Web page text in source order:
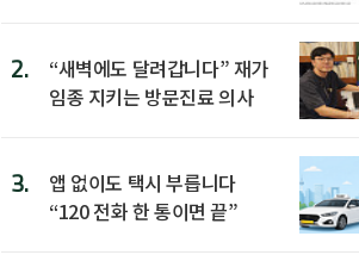
2.
“새벽에도 달려갑니다” 재가
임종 지키는 방문진료 의사
3.
앱 없이도 택시 부릅니다
“120 전화 한 통이면 끝”